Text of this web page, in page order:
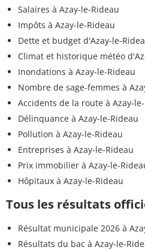
Salaires à Azay-le-Rideau
Impôts à Azay-le-Rideau
Dette et budget d'Azay-le-
Climat et historique météo
Inondations à Azay-le-Rideau
Nombre de sage-femmes à
Accidents de la route à Azay-
Délinquance à Azay-le-Rideau
Pollution à Azay-le-Rideau
Entreprises à Azay-le-Rideau
Prix immobilier à Azay-le-
Hôpitaux à Azay-le-Rideau
Tous les résultats
Résultat municipale 2026 à
Résultats du bac à Azay-le-